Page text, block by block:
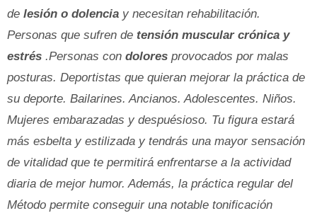
de lesión o dolencia y necesitan rehabilitación.
Personas que sufren de tensión muscular crónica y
estrés .Personas con dolores provocados por malas
posturas. Deportistas que quieran mejorar la práctica de
su deporte. Bailarines. Ancianos. Adolescentes. Niños.
Mujeres embarazadas y despuésioso. Tu figura estará
más esbelta y estilizada y tendrás una mayor sensación
de vitalidad que te permitirá enfrentarse a la actividad
diaria de mejor humor. Además, la práctica regular del
Método permite conseguir una notable tonificación